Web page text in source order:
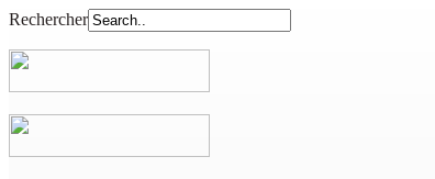
Rechercher